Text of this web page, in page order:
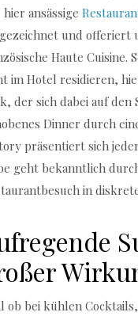
hier ansässige
und offeriert
Haute Cuisine.
im Hotel residieren,
der sich dabei auf
Dinner durch
präsentiert sich
geht bekanntlich
in
ob bei kühlen